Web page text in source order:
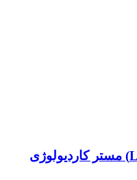
گوشی پزشکی لیتمن (Littmann) مستر کاردیولوژی